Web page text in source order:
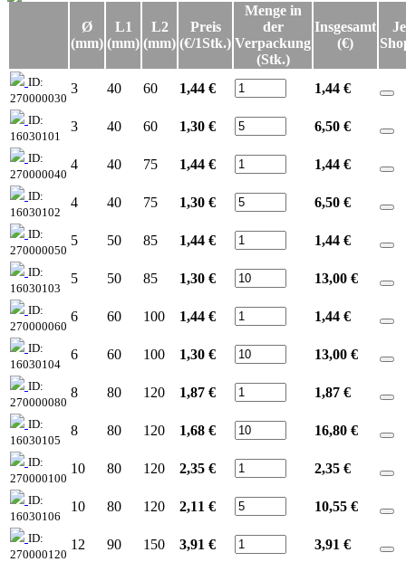
Ø
(mm)
L1
(mm)
L2
(mm)
Preis
(€/1Stk.)
Menge in
der
Verpackung
(Stk.)
Insgesamt
(€)
ID:
270000030
3 40 60 1,44 € 1,44 €
ID:
16030101
3 40 60 1,30 € 6,50 €
ID:
270000040
4 40 75 1,44 € 1,44 €
ID:
16030102
4 40 75 1,30 € 6,50 €
ID:
270000050
5 50 85 1,44 € 1,44 €
ID:
16030103
5 50 85 1,30 € 13,00 €
ID:
270000060
6 60 100 1,44 € 1,44 €
ID:
16030104
6 60 100 1,30 € 13,00 €
ID:
270000080
8 80 120 1,87 € 1,87 €
ID:
16030105
8 80 120 1,68 € 16,80 €
ID:
270000100
10 80 120 2,35 € 2,35 €
ID:
16030106
10 80 120 2,11 € 10,55 €
ID:
270000120
12 90 150 3,91 € 3,91 €